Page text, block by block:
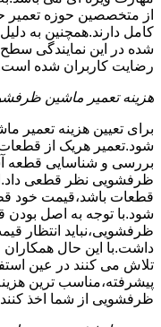
از متخصصین حوزه تعمیر
کامل دارند.همچنین به
شده در این نمایندگی
رضایت کاربران شده
هزینه تعمیر ماشین
برای تعیین هزینه تعمیر
شود.تعمیر هریک از
بررسی و شناسایی قطعه
ظرفشویی نظر قطعی
قطعات باشد،قیمت خود
شود.با توجه به اصل بودن
ظرفشویی،نباید انتظار
داشت.با این حال همکاران
تلاش می کنند در عین
پیشرفته،مناسب ترین
ظرفشویی از شما اخذ